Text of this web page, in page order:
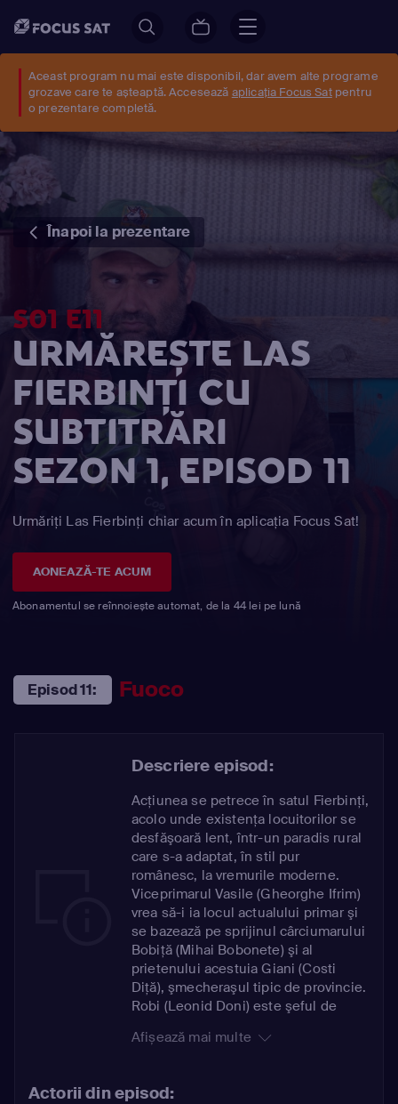
Aceast program nu mai este disponibil, dar avem alte programe
grozave care te așteaptă. Accesează aplicația Focus Satpentru
o prezentare completă.
Înapoi la prezentare
S01 E11
URMĂREȘTE LAS
FIERBINŢI CU
SUBTITRĂRI
SEZON 1, EPISOD 11
Urmăriți Las Fierbinţi chiar acum în aplicația Focus Sat!
AONEAZĂ-TE ACUM
Abonamentul se reînnoiește automat, de la 44 lei pe lună
Episod 11: Fuoco
Descriere episod:
Acţiunea se petrece în satul Fierbinţi,
acolo unde existenţa locuitorilor se
desfăşoară lent, într-un paradis rural
care s-a adaptat, în stil pur
românesc, la vremurile moderne.
Viceprimarul Vasile (Gheorghe Ifrim)
vrea să-i ia locul actualului primar şi
se bazează pe sprijinul cârciumarului
Bobiţă (Mihai Bobonete) şi al
prietenului acestuia Giani (Costi
Diţă), şmecheraşul tipic de provincie.
Robi (Leonid Doni) este şeful de
fratele lui Bobiţă, Doru (Iulian
Giani, iar Celentano (Adrian Văncică),
Afișează mai multe
Actorii din episod: